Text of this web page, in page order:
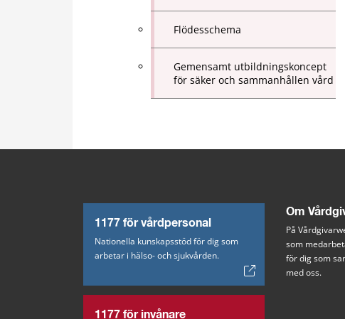
Flödesschema
Gemensamt utbildningskoncept
för säker och sammanhållen vård
1177 för vårdpersonal
Nationella kunskapsstöd för dig som
arbetar i hälso- och sjukvården.
1177 för invånare
Om
På
som
för dig som
med oss.